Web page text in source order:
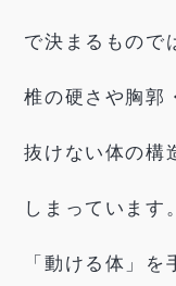
で決まるもので
椎の硬さや胸郭
抜けない体の構
しまっています
「動ける体」